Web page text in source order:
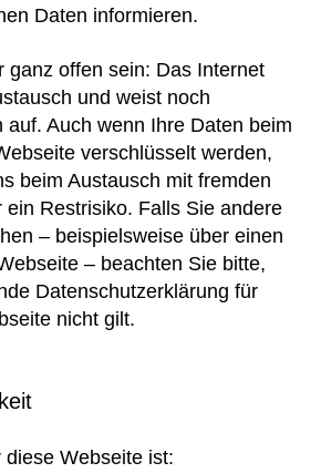
Daten informieren.
ganz offen sein: Das Internet
und weist noch
auf. Auch wenn Ihre Daten beim
verschlüsselt werden,
beim Austausch mit fremden
ein Restrisiko. Falls Sie andere
– beispielsweise über einen
– beachten Sie bitte,
Datenschutzerklärung für
nicht gilt.
Webseite ist: